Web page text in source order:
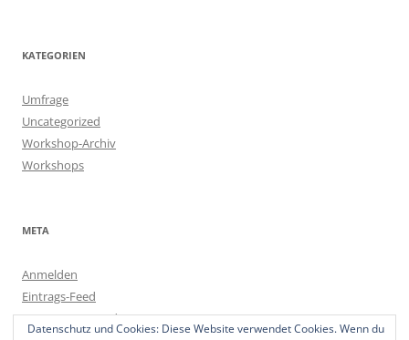
KATEGORIEN
Umfrage
Uncategorized
Workshop-Archiv
Workshops
META
Anmelden
Eintrags-Feed
Kommentar-Feed
Datenschutz und Cookies: Diese Website verwendet Cookies. Wenn du